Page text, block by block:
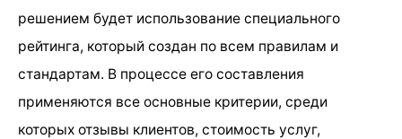
решением будет использование специального
рейтинга, который создан по всем правилам и
стандартам. В процессе его составления
применяются все основные критерии, среди
которых отзывы клиентов, стоимость услуг,